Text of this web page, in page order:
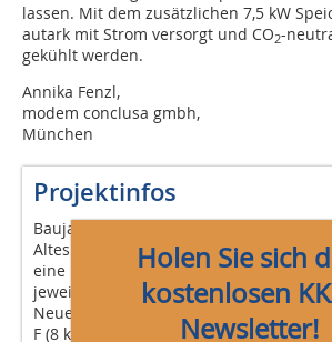
lassen. Mit dem zusätzlichen 7,5 kW
autark mit Strom versorgt und CO2-
gekühlt werden.
Annika Fenzl,
modem conclusa gmbh,
München
Projektinfos
Baujahr: 1960
Altes Heizsystem: Ursprünglich
eine Hochtemperatur-Wärmepumpe,
jeweils über Heizkörper, Leistung 16 kW
Neues Heiz-/Klimasystem (Leistung):
F (8 kW), Daikin Altherma 3 R W (6 kW),
Holen Sie sich
kostenlosen
Newsletter!